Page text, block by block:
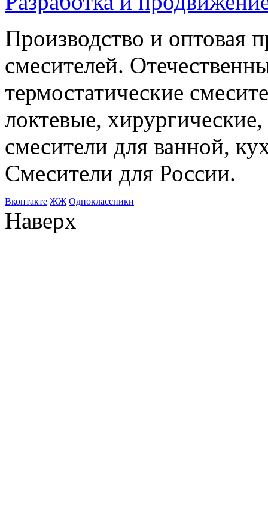
Производство и оптовая
смесителей.
термостатические
локтевые,
смесители для ванной,
Смесители для России.
Bконтакте ЖЖ Одноклассники
Наверх